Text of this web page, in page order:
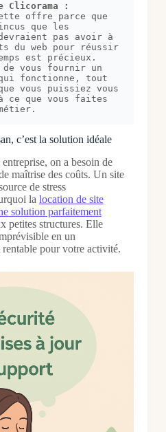
Clicorama :
offre parce que
que les
pas avoir à
du web pour réussir
est précieux.
vous fournir un
fonctionne, tout
vous puissiez vous
ce que vous faites
c’est la solution idéale
on a besoin de
maîtrise des coûts. Un site
de stress
la location de site
solution parfaitement
petites structures. Elle
en un
pour votre activité.